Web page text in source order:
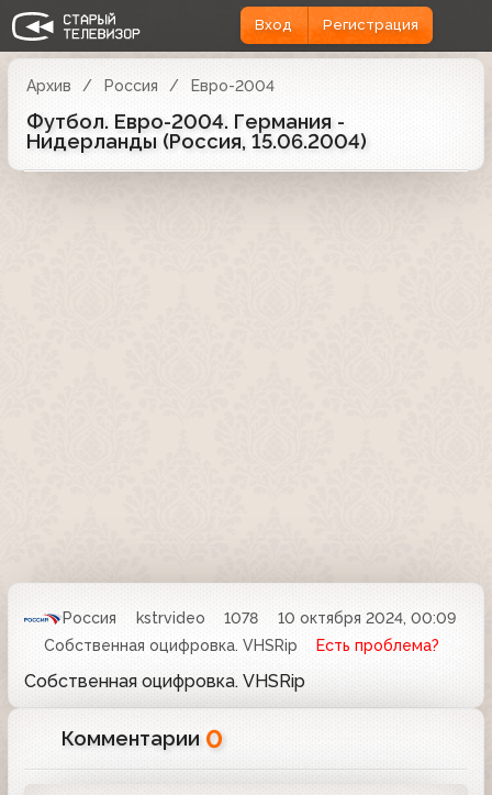
Вход Регистрация
Архив Россия Евро-2004
Футбол. Евро-2004. Германия -
Нидерланды (Россия, 15.06.2004)
Россия kstrvideo 1078
10 октября 2024, 00:09
Собственная оцифровка. VHSRip
Есть проблема?
Собственная оцифровка. VHSRip
Комментарии 0